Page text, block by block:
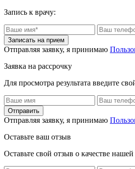
Запись к врачу:
Отправляя заявку, я принимаю
Заявка на рассрочку
Для просмотра результата введите
Отправляя заявку, я принимаю
Оставьте ваш отзыв
Оставьте свой отзыв о качестве